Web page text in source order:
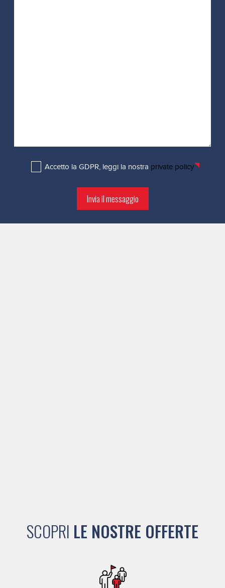
Accetto la GDPR, leggi la nostra private policy
Invia il messaggio
SCOPRI LE NOSTRE OFFERTE